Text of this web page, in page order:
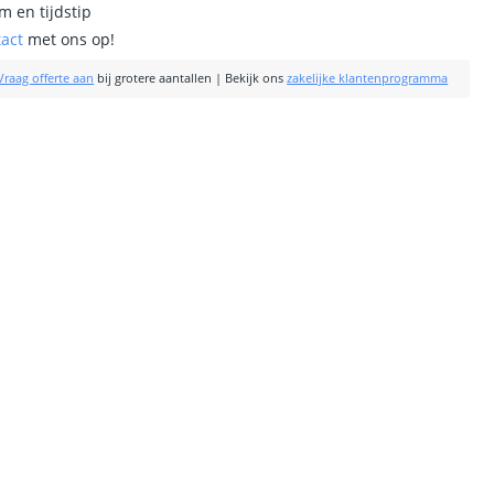
en tijdstip
met ons op!
offerte aan bij grotere aantallen | Bekijk ons zakelijke klantenprogramma